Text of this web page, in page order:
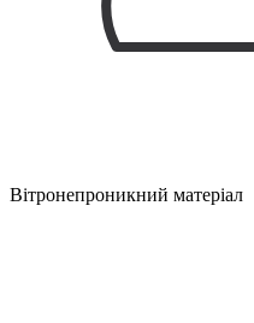
Вітронепроникний матеріал